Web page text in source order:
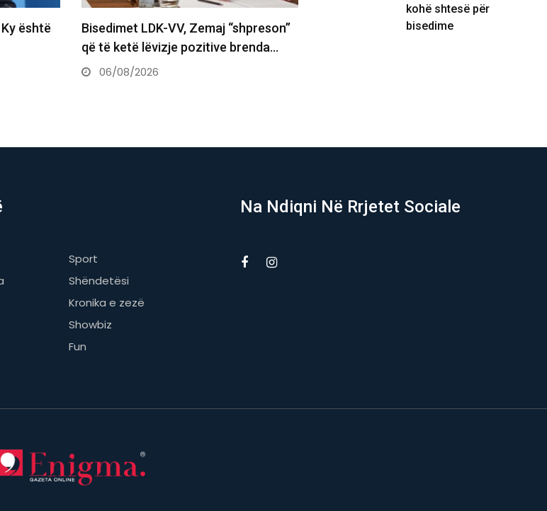
është
Bisedimet LDK-VV, Zemaj ‘‘shpreson’’
që të ketë lëvizje pozitive brenda…
06/08/2026
Ndërprerja e seancës, Cakolli: Lejohet
kohë shtesë për
bisedime
Sport
Shëndetësi
Kronika e zezë
Showbiz
Fun
Na Ndiqni Në Rrjetet Sociale